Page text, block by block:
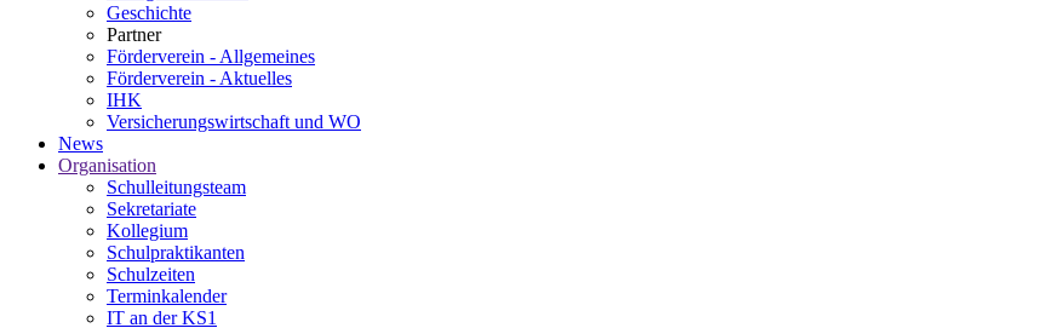
Geschichte
Partner
Förderverein - Allgemeines
Förderverein - Aktuelles
IHK
Versicherungswirtschaft und WO
News
Organisation
Schulleitungsteam
Sekretariate
Kollegium
Schulpraktikanten
Schulzeiten
Terminkalender
IT an der KS1